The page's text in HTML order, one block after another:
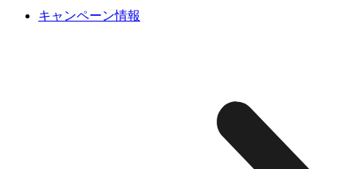
キャンペーン情報